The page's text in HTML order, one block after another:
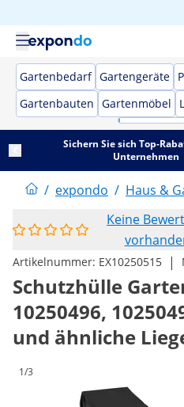
Gartenbedarf Gartengeräte
Gartenbauten Gartenmöbel
Sichern Sie sich Top-
Unternehmen
/ expondo / Haus &
Keine
Artikelnummer: EX10250515 |
Schutzhülle
10250496,
und ähnliche
1/3